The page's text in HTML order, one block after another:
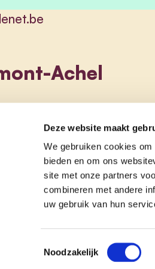
Deze website maakt
We gebruiken cookies
bieden en om ons
site met onze partners
combineren met andere
uw gebruik van hun
Toestemmingsselectie
Noodzakelijk
Achel
onze partij doe